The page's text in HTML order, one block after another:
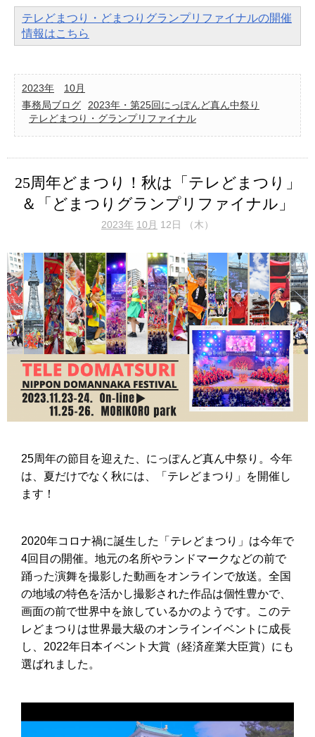
テレどまつり・どまつりグランプリファイナルの開催
情報はこちら
2023年
10月
事務局ブログ
2023年・第25回にっぽんど真ん中祭り
テレどまつり・グランプリファイナル
25周年どまつり！秋は「テレどまつり」
＆「どまつりグランプリファイナル」
2023年 10月 12日 （木）
25周年の節目を迎えた、にっぽんど真ん中祭り。今年
は、夏だけでなく秋には、「テレどまつり」を開催し
ます！
2020年コロナ禍に誕生した「テレどまつり」は今年で
4回目の開催。地元の名所やランドマークなどの前で
踊った演舞を撮影した動画をオンラインで放送。全国
の地域の特色を活かし撮影された作品は個性豊かで、
画面の前で世界中を旅しているかのようです。このテ
レどまつりは世界最大級のオンラインイベントに成長
し、2022年日本イベント大賞（経済産業大臣賞）にも
選ばれました。